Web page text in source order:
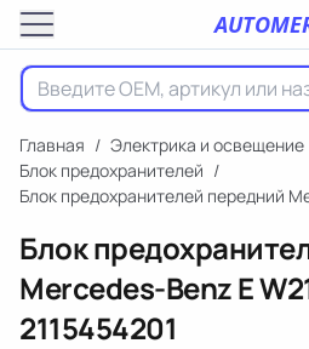
Главная / Электрика и освещение
Блок предохранителей /
Блок предохранителей передний
Блок
Mercedes-Benz E
2115454201